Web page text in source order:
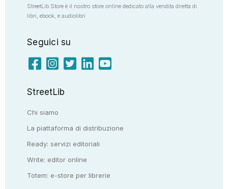
StreetLib Store è il nostro store online dedicato alla vendita diretta di
libri, ebook, e audiolibri
Seguici su
StreetLib
Chi siamo
La piattaforma di distribuzione
Ready: servizi editoriali
Write: editor online
Totem: e-store per librerie